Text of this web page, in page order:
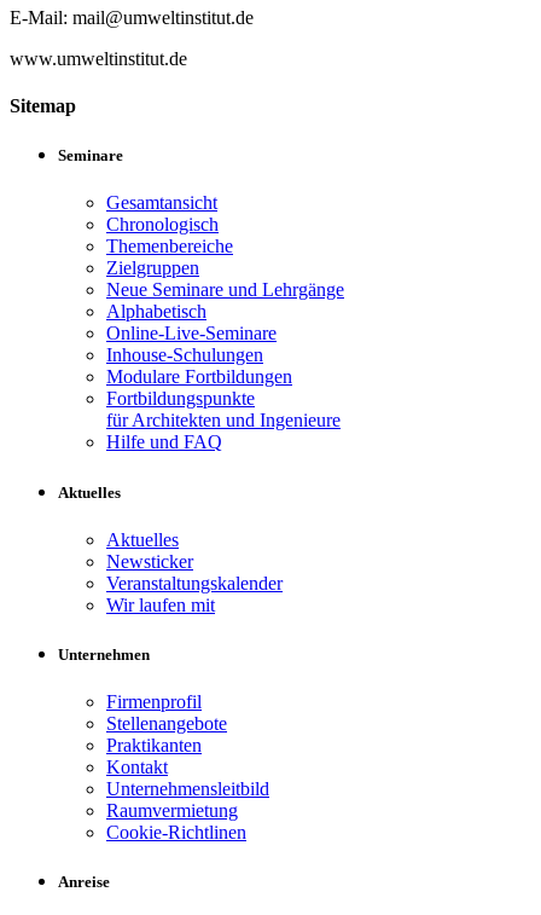
E-Mail: mail@umweltinstitut.de
www.umweltinstitut.de
Sitemap
Seminare
Gesamtansicht
Chronologisch
Themenbereiche
Zielgruppen
Neue Seminare und Lehrgänge
Alphabetisch
Online-Live-Seminare
Inhouse-Schulungen
Modulare Fortbildungen
Fortbildungspunkte
für Architekten und Ingenieure
Hilfe und FAQ
Aktuelles
Aktuelles
Newsticker
Veranstaltungskalender
Wir laufen mit
Unternehmen
Firmenprofil
Stellenangebote
Praktikanten
Kontakt
Unternehmensleitbild
Raumvermietung
Cookie-Richtlinen
Anreise